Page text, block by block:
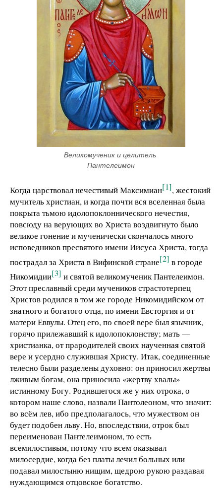
Великомученик и целитель
Пантелеимон
Когда царствовал нечестивый Максимиан[1], жестокий
мучитель христиан, и когда почти вся вселенная была
покрыта тьмою идолопоклоннического нечестия,
повсюду на верующих во Христа воздвигнуто было
великое гонение и мученически скончалось много
исповедников пресвятого имени Иисуса Христа, тогда
пострадал за Христа в Вифинской стране[2] в городе
Никомидии[3] и святой великомученик Пантелеимон.
Этот преславный среди мучеников страстотерпец
Христов родился в том же городе Никомидийском от
знатного и богатого отца, по имени Евсторгия и от
матери Еввулы. Отец его, по своей вере был язычник,
горячо прилежавший к идолопоклонству; мать —
христианка, от прародителей своих наученная святой
вере и усердно служившая Христу. Итак, соединенные
телесно были разделены духовно: он приносил жертвы
лживым богам, она приносила «жертву хвалы»
истинному Богу. Родившегося же у них отрока, о
котором наше слово, назвали Пантолеоном, что значит:
во всём лев, ибо предполагалось, что мужеством он
будет подобен льву. Но, впоследствии, отрок был
переименован Пантелеимоном, то есть
всемилостивым, потому что всем оказывал
милосердие, когда без платы лечил больных или
подавал милостыню нищим, щедрою рукою раздавая
нуждающимся отцовское богатство.